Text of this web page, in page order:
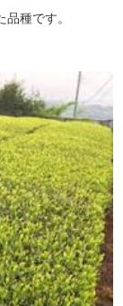
種です。